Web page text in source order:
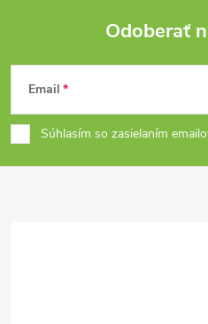
Z
á
p
Odoberať
Email
Súhlasím so zasielaním